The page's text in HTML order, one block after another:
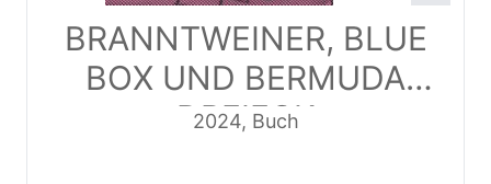
BRANNTWEINER, BLUE
BOX UND BERMUDA
DREIECK
2024, Buch